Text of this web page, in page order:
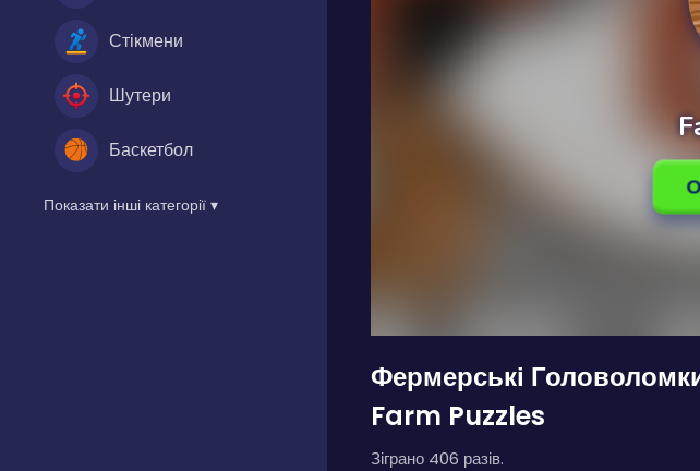
Стікмени
Шутери
Баскетбол
Показати інші категорії ▾
Фермерські
Farm Puzzles
Зіграно 406 разів.